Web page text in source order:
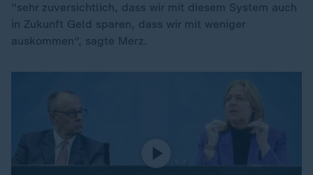
"sehr zuversichtlich, dass wir mit diesem System auch
in Zukunft Geld sparen, dass wir mit weniger
auskommen", sagte Merz.